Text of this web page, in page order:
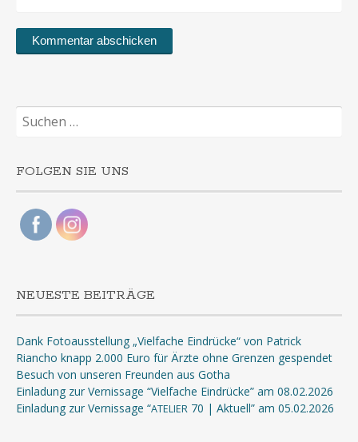
Suchen
nach:
FOLGEN SIE UNS
NEUESTE BEITRÄGE
Dank Fotoausstellung „Vielfache Eindrücke“ von Patrick
Riancho knapp 2.000 Euro für Ärzte ohne Grenzen gespendet
Besuch von unseren Freunden aus Gotha
Einladung zur Vernissage “Vielfache Eindrücke” am 08.02.2026
Einladung zur Vernissage “ATELIER 70 | Aktuell” am 05.02.2026